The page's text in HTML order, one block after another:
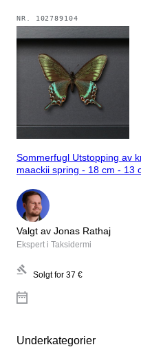
NR. 102789104
Sommerfugl Utstopping av
maackii spring - 18 cm - 13
Valgt av Jonas Rathaj
Ekspert i Taksidermi
Solgt for 37 €
Underkategorier